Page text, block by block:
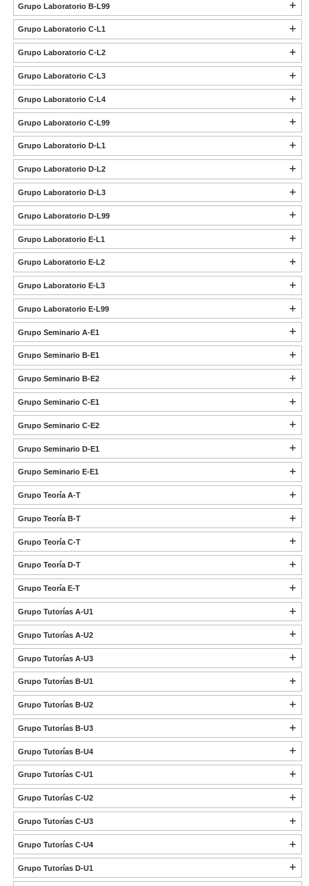
Grupo Laboratorio B-L99
Grupo Laboratorio C-L1
Grupo Laboratorio C-L2
Grupo Laboratorio C-L3
Grupo Laboratorio C-L4
Grupo Laboratorio C-L99
Grupo Laboratorio D-L1
Grupo Laboratorio D-L2
Grupo Laboratorio D-L3
Grupo Laboratorio D-L99
Grupo Laboratorio E-L1
Grupo Laboratorio E-L2
Grupo Laboratorio E-L3
Grupo Laboratorio E-L99
Grupo Seminario A-E1
Grupo Seminario B-E1
Grupo Seminario B-E2
Grupo Seminario C-E1
Grupo Seminario C-E2
Grupo Seminario D-E1
Grupo Seminario E-E1
Grupo Teoría A-T
Grupo Teoría B-T
Grupo Teoría C-T
Grupo Teoría D-T
Grupo Teoría E-T
Grupo Tutorías A-U1
Grupo Tutorías A-U2
Grupo Tutorías A-U3
Grupo Tutorías B-U1
Grupo Tutorías B-U2
Grupo Tutorías B-U3
Grupo Tutorías B-U4
Grupo Tutorías C-U1
Grupo Tutorías C-U2
Grupo Tutorías C-U3
Grupo Tutorías C-U4
Grupo Tutorías D-U1